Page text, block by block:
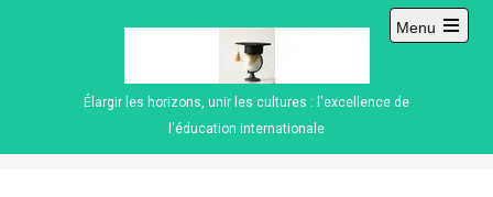
Élargir les horizons, unir les cultures : l'excellence de
l'éducation internationale
Menu
Open